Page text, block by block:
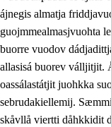
2.
Prinsihpa
hárráj
2.1 Sosiála
ájnegis almatja
guojmmealmasjvuohta
buorre vuodov
allasisá buorev válljitjit.
oassálastátjit juohkka
sebrudakiellemij.
skåvllå viertti dåhkkidit